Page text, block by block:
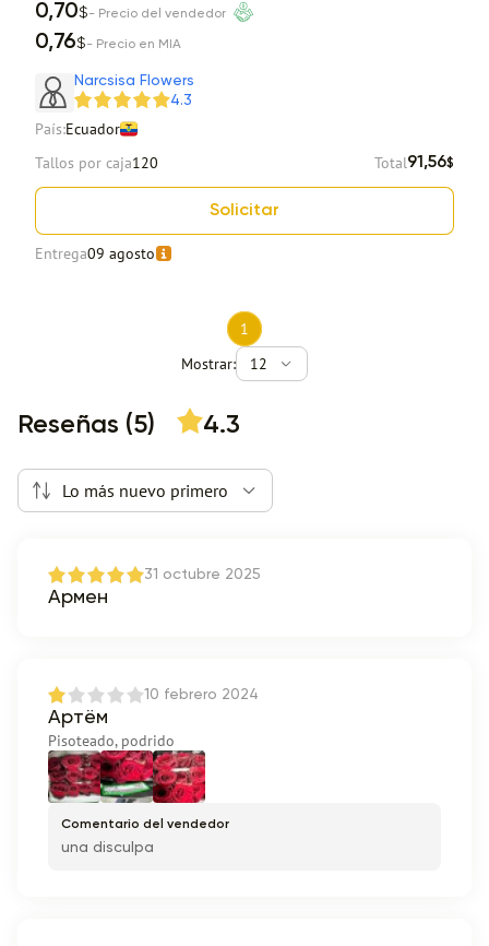
0,70$- Precio del vendedor
0,76$- Precio en MIA
Narcsisa Flowers
4.3
País:Ecuador
Tallos por caja120 Total91,56$
Solicitar
Entrega09 agosto
1
Mostrar:
12
Reseñas (5) 4.3
Lo más nuevo primero
31 octubre 2025
Армен
10 febrero 2024
Артём
Pisoteado, podrido
Comentario del vendedor
una disculpa